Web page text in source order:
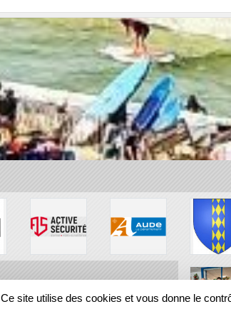
Ce site utilise des cookies et vous donne le